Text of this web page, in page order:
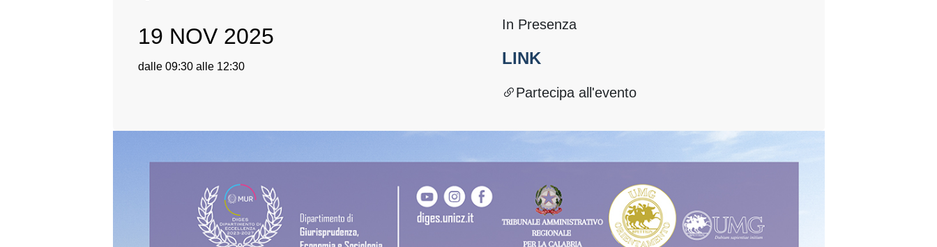
19 NOV 2025
dalle 09:30 alle 12:30
In Presenza
LINK
Partecipa all'evento